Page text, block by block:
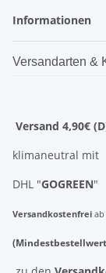
Informationen
Versandarten &
Versand 4,90€
klimaneutral mit
DHL "GOGREEN"
Versandkostenfrei ab